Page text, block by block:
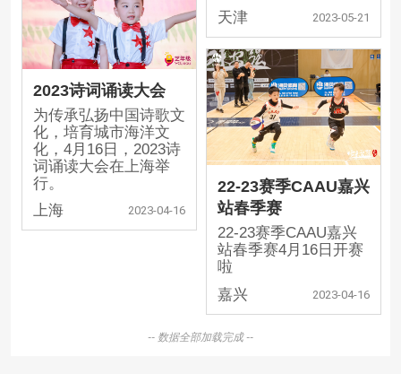
2023诗词诵读大会
为传承弘扬中国诗歌文
化，培育城市海洋文
化，4月16日，2023诗
词诵读大会在上海举
行。
上海
2023-04-16
天津
2023-05-21
22-23赛季CAAU嘉兴
站春季赛
22-23赛季CAAU嘉兴
站春季赛4月16日开赛
啦
嘉兴
2023-04-16
-- 数据全部加载完成 --